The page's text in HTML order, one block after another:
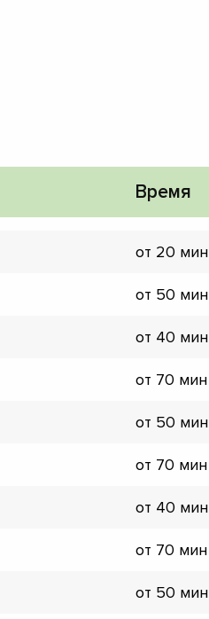
Время
от 20 мин
от 50 мин
от 40 мин
от 70 мин
от 50 мин
от 70 мин
от 40 мин
от 70 мин
от 50 мин